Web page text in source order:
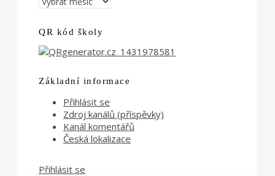
QR kód školy
Základní informace
Přihlásit se
Zdroj kanálů (příspěvky)
Kanál komentářů
Česká lokalizace
Přihlásit se